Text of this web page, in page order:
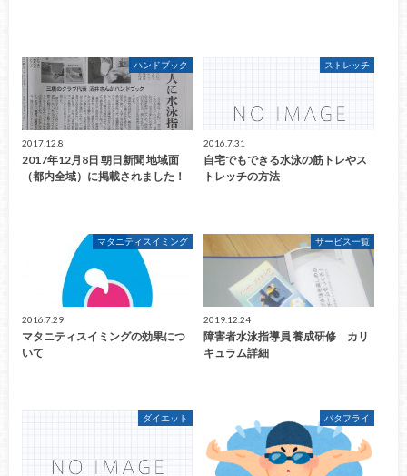
ハンドブック
2017.12.8
2017年12月8日 朝日新聞 地域面
（都内全域）に掲載されました！
ストレッチ
2016.7.31
自宅でもできる水泳の筋トレやス
トレッチの方法
マタニティスイミング
2016.7.29
マタニティスイミングの効果につ
いて
サービス一覧
2019.12.24
障害者水泳指導員 養成研修 カリ
キュラム詳細
ダイエット バタフライ